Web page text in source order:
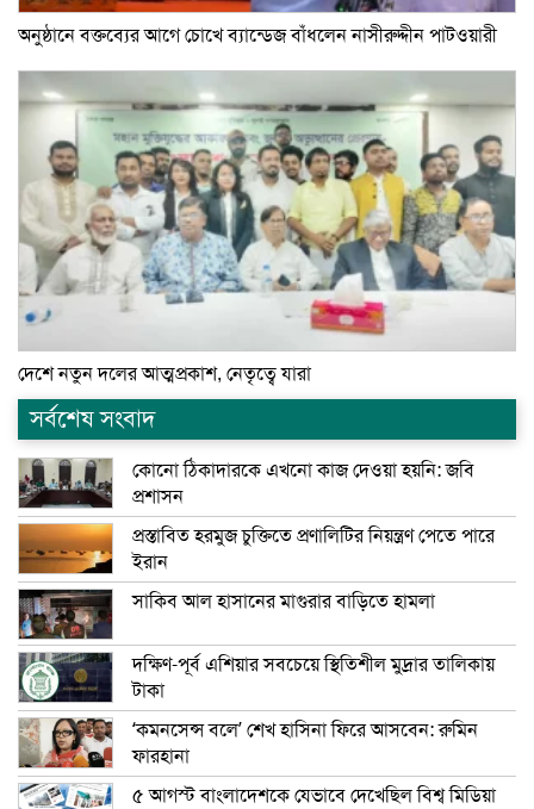
অনুষ্ঠানে বক্তব্যের আগে চোখে ব্যান্ডেজ বাঁধলেন নাসীরুদ্দীন পাটওয়ারী
দেশে নতুন দলের আত্মপ্রকাশ, নেতৃত্বে যারা
সর্বশেষ সংবাদ
কোনো ঠিকাদারকে এখনো কাজ দেওয়া হয়নি: জবি
প্রশাসন
প্রস্তাবিত হরমুজ চুক্তিতে প্রণালিটির নিয়ন্ত্রণ পেতে পারে
ইরান
সাকিব আল হাসানের মাগুরার বাড়িতে হামলা
দক্ষিণ-পূর্ব এশিয়ার সবচেয়ে স্থিতিশীল মুদ্রার তালিকায়
টাকা
‘কমনসেন্স বলে’ শেখ হাসিনা ফিরে আসবেন: রুমিন
ফারহানা
৫ আগস্ট বাংলাদেশকে যেভাবে দেখেছিল বিশ্ব মিডিয়া